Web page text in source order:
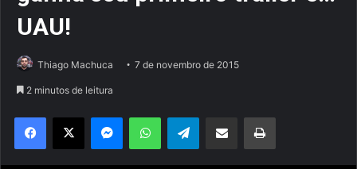
UAU!
Thiago Machuca 7 de novembro de 2015
2 minutos de leitura